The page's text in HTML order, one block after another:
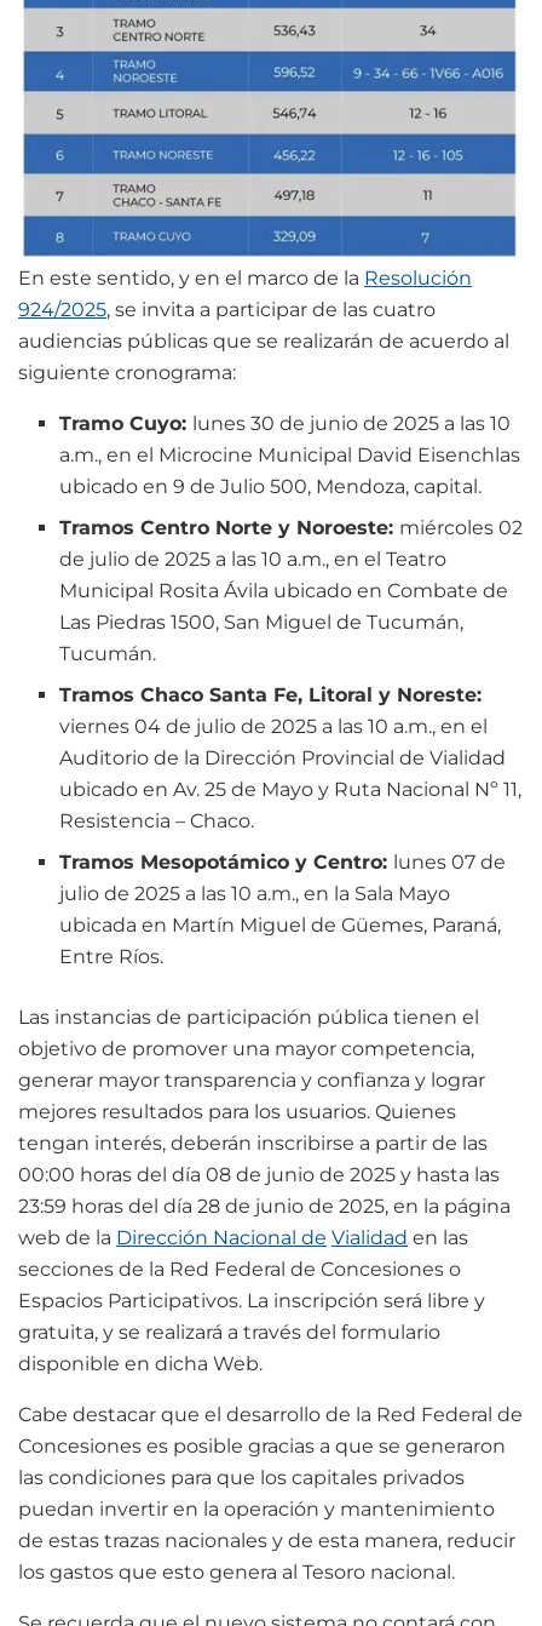
En este sentido, y en el marco de la Resolución
924/2025, se invita a participar de las cuatro
audiencias públicas que se realizarán de acuerdo al
siguiente cronograma:
Tramo Cuyo: lunes 30 de junio de 2025 a las 10
a.m., en el Microcine Municipal David Eisenchlas
ubicado en 9 de Julio 500, Mendoza, capital.
Tramos Centro Norte y Noroeste: miércoles 02
de julio de 2025 a las 10 a.m., en el Teatro
Municipal Rosita Ávila ubicado en Combate de
Las Piedras 1500, San Miguel de Tucumán,
Tucumán.
Tramos Chaco Santa Fe, Litoral y Noreste:
viernes 04 de julio de 2025 a las 10 a.m., en el
Auditorio de la Dirección Provincial de Vialidad
ubicado en Av. 25 de Mayo y Ruta Nacional Nº 11,
Resistencia – Chaco.
Tramos Mesopotámico y Centro: lunes 07 de
julio de 2025 a las 10 a.m., en la Sala Mayo
ubicada en Martín Miguel de Güemes, Paraná,
Entre Ríos.
Las instancias de participación pública tienen el
objetivo de promover una mayor competencia,
generar mayor transparencia y confianza y lograr
mejores resultados para los usuarios. Quienes
tengan interés, deberán inscribirse a partir de las
00:00 horas del día 08 de junio de 2025 y hasta las
23:59 horas del día 28 de junio de 2025, en la página
web de la Dirección Nacional de Vialidad en las
secciones de la Red Federal de Concesiones o
Espacios Participativos. La inscripción será libre y
gratuita, y se realizará a través del formulario
disponible en dicha Web.
Cabe destacar que el desarrollo de la Red Federal de
Concesiones es posible gracias a que se generaron
las condiciones para que los capitales privados
puedan invertir en la operación y mantenimiento
de estas trazas nacionales y de esta manera, reducir
los gastos que esto genera al Tesoro nacional.